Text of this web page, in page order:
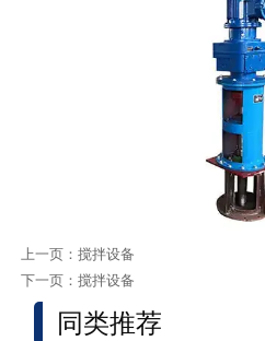
上一页： 搅拌设备
下一页： 搅拌设备
同类推荐